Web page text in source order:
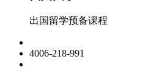
出国留学预备课程
4006-218-991